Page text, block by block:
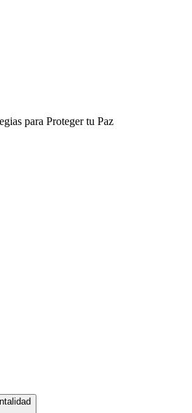
para Proteger tu Paz